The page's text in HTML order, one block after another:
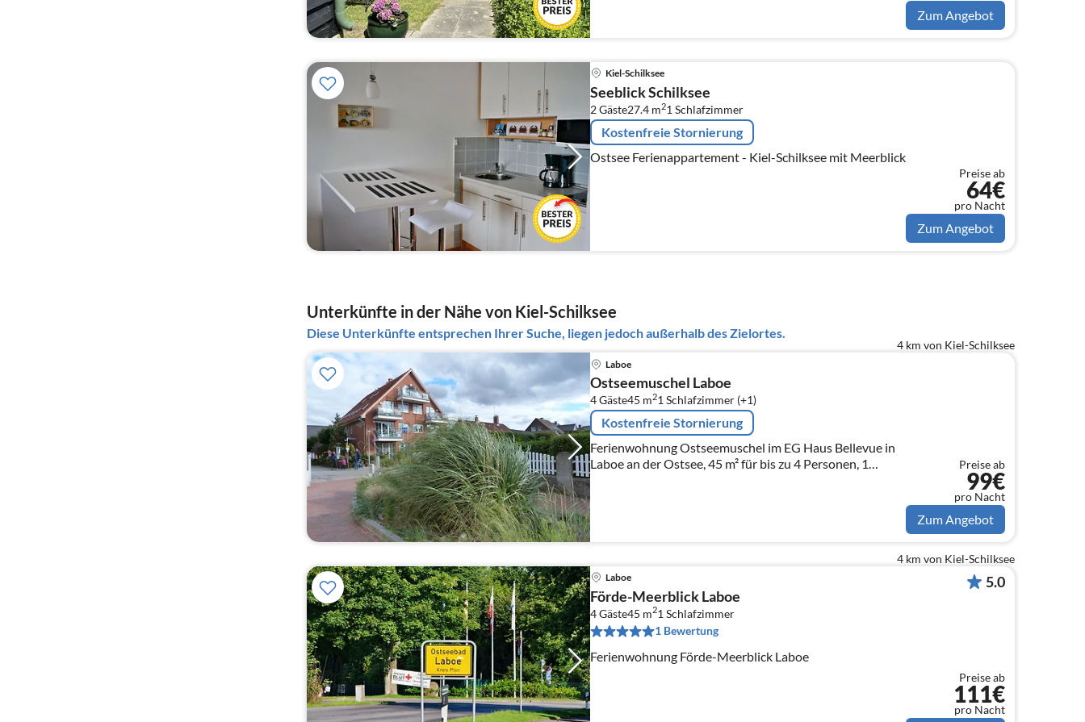
Zum Angebot
Kiel-Schilksee
Seeblick Schilksee
2 Gäste27.4 m21 Schlafzimmer
Kostenfreie Stornierung
Ostsee Ferienappartement - Kiel-Schilksee mit Meerblick
Preise ab
64€
pro Nacht
Zum Angebot
Unterkünfte in der Nähe von Kiel-Schilksee
Diese Unterkünfte entsprechen Ihrer Suche, liegen jedoch außerhalb des Zielortes.
4 km von Kiel-Schilksee
Laboe
Ostseemuschel Laboe
4 Gäste45 m21 Schlafzimmer (+1)
Kostenfreie Stornierung
Ferienwohnung Ostseemuschel im EG Haus Bellevue in
Laboe an der Ostsee, 45 m² für bis zu 4 Personen, 1
Zimmer.
Preise ab
99€
pro Nacht
Zum Angebot
4 km von Kiel-Schilksee
Laboe
Förde-Meerblick Laboe
4 Gäste45 m21 Schlafzimmer
1 Bewertung
Ferienwohnung Förde-Meerblick Laboe
5.0
Preise ab
111€
pro Nacht